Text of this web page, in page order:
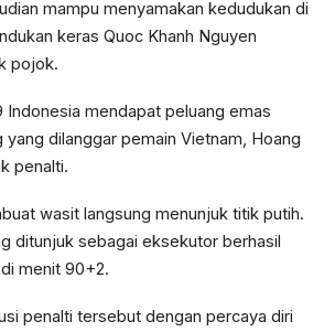
mampu menyamakan kedudukan di
keras Quoc Khanh Nguyen
pojok.
Indonesia mendapat peluang emas
dilanggar pemain Vietnam, Hoang
penalti.
wasit langsung menunjuk titik putih.
ditunjuk sebagai eksekutor berhasil
menit 90+2.
penalti tersebut dengan percaya diri